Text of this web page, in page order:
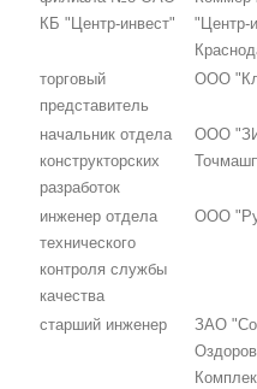
КБ "Центр-инвест"
"Центр-
торговый
представитель
ООО
начальник отдела
конструкторских
разработок
ООО
инженер отдела
технического
контроля службы
качества
ООО
старший инженер
ЗАО